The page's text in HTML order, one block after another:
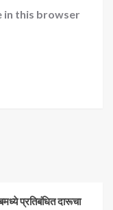
in this browser
प्रतिबंधित दारूचा